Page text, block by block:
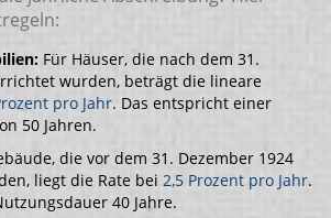
Für Häuser, die nach dem 31.
wurden, beträgt die lineare
pro Jahr. Das entspricht einer
50 Jahren.
die vor dem 31. Dezember 1924
liegt die Rate bei 2,5 Prozent pro Jahr.
40 Jahre.